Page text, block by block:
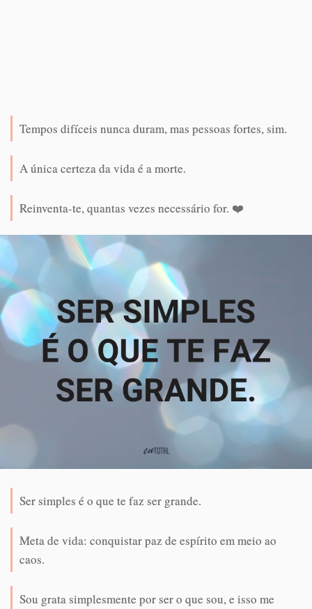
Tempos difíceis nunca duram, mas pessoas fortes, sim.
A única certeza da vida é a morte.
Reinventa-te, quantas vezes necessário for. ❤️
Ser simples é o que te faz ser grande.
Meta de vida: conquistar paz de espírito em meio ao
caos.
Sou grata simplesmente por ser o que sou, e isso me